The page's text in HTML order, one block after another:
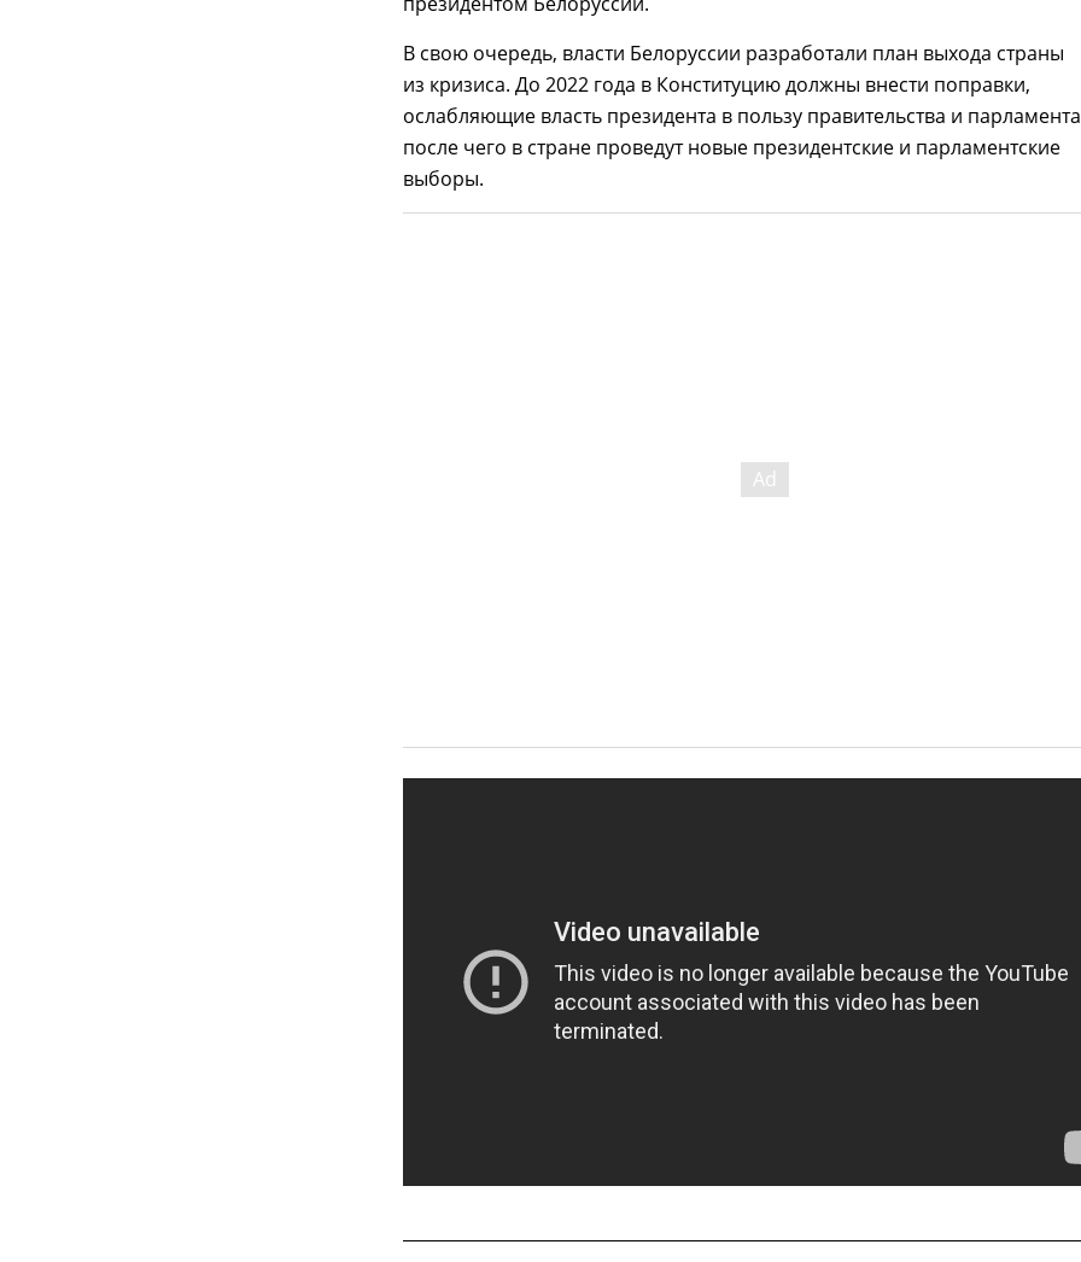
В свою очередь, власти Белоруссии разработали план выхода страны
из кризиса. До 2022 года в Конституцию должны внести поправки,
ослабляющие власть президента в пользу правительства и
после чего в стране проведут новые президентские и парламентские
выборы.